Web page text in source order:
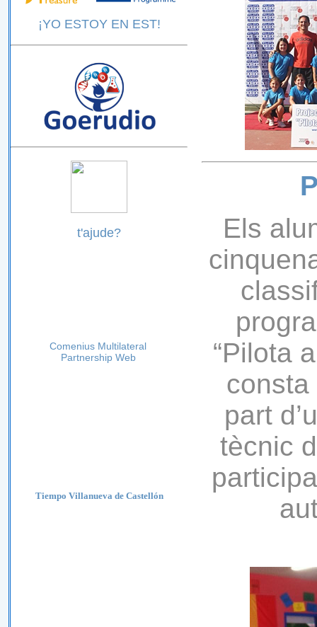
¡YO ESTOY EN EST!
t'ajude?
Comenius Multilateral
Partnership Web
Tiempo Villanueva de Castellón
Els
“Pilota
consta
part
tècnic